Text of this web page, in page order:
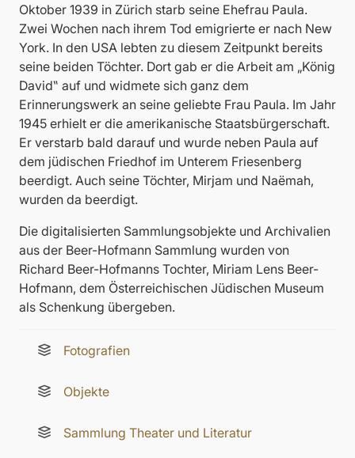
Oktober 1939 in Zürich starb seine Ehefrau Paula.
Zwei Wochen nach ihrem Tod emigrierte er nach New
York. In den USA lebten zu diesem Zeitpunkt bereits
seine beiden Töchter. Dort gab er die Arbeit am „König
David‟ auf und widmete sich ganz dem
Erinnerungswerk an seine geliebte Frau Paula. Im Jahr
1945 erhielt er die amerikanische Staatsbürgerschaft.
Er verstarb bald darauf und wurde neben Paula auf
dem jüdischen Friedhof im Unterem Friesenberg
beerdigt. Auch seine Töchter, Mirjam und Naëmah,
wurden da beerdigt.
Die digitalisierten Sammlungsobjekte und Archivalien
aus der Beer-Hofmann Sammlung wurden von
Richard Beer-Hofmanns Tochter, Miriam Lens Beer-
Hofmann, dem Österreichischen Jüdischen Museum
als Schenkung übergeben.
Fotografien
Objekte
Sammlung Theater und Literatur